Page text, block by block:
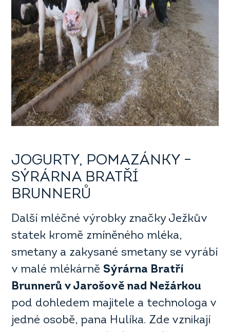
JOGURTY, POMAZÁNKY –
SÝRÁRNA BRATŘÍ
BRUNNERŮ
Další mléčné výrobky značky Ježkův
statek kromě zmíněného mléka,
smetany a zakysané smetany se vyrábí
v malé mlékárně Sýrárna Bratří
Brunnerů v Jarošově nad Nežárkou
pod dohledem majitele a technologa v
jedné osobě, pana Hulíka. Zde vznikají